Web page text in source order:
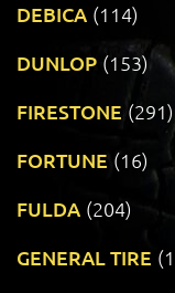
DEBICA (114)
DUNLOP (153)
FIRESTONE (291)
FORTUNE (16)
FULDA (204)
GENERAL TIRE